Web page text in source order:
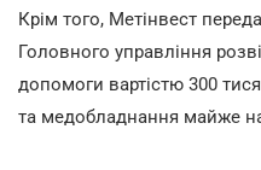
Крім того, Метінвест
Головного управління
допомоги вартістю 300
та медобладнання майже